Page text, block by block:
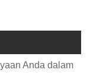
Anda dalam